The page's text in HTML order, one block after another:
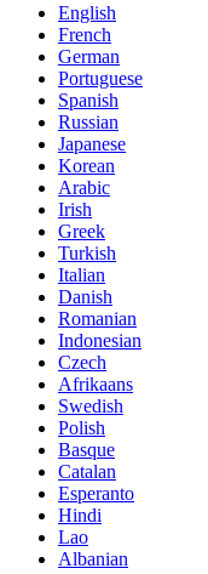
English
French
German
Portuguese
Spanish
Russian
Japanese
Korean
Arabic
Irish
Greek
Turkish
Italian
Danish
Romanian
Indonesian
Czech
Afrikaans
Swedish
Polish
Basque
Catalan
Esperanto
Hindi
Lao
Albanian